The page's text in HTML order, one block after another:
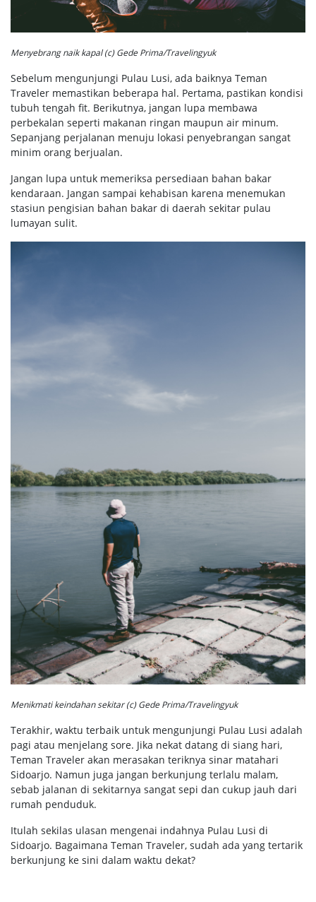
Menyebrang naik kapal (c) Gede Prima/Travelingyuk
Sebelum mengunjungi Pulau Lusi, ada baiknya Teman
Traveler memastikan beberapa hal. Pertama, pastikan kondisi
tubuh tengah fit. Berikutnya, jangan lupa membawa
perbekalan seperti makanan ringan maupun air minum.
Sepanjang perjalanan menuju lokasi penyebrangan sangat
minim orang berjualan.
Jangan lupa untuk memeriksa persediaan bahan bakar
kendaraan. Jangan sampai kehabisan karena menemukan
stasiun pengisian bahan bakar di daerah sekitar pulau
lumayan sulit.
Menikmati keindahan sekitar (c) Gede Prima/Travelingyuk
Terakhir, waktu terbaik untuk mengunjungi Pulau Lusi adalah
pagi atau menjelang sore. Jika nekat datang di siang hari,
Teman Traveler akan merasakan teriknya sinar matahari
Sidoarjo. Namun juga jangan berkunjung terlalu malam,
sebab jalanan di sekitarnya sangat sepi dan cukup jauh dari
rumah penduduk.
Itulah sekilas ulasan mengenai indahnya Pulau Lusi di
Sidoarjo. Bagaimana Teman Traveler, sudah ada yang tertarik
berkunjung ke sini dalam waktu dekat?